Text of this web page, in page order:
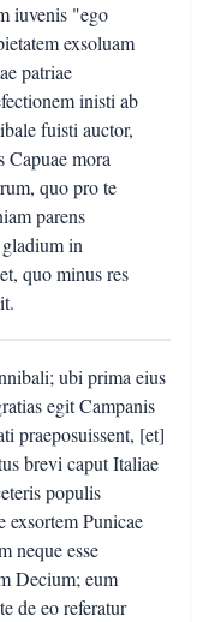
iuvenis "ego
exsoluam
patriae
inisti ab
fuisti auctor,
Capuae mora
quo pro te
parens
in
quo minus res
ubi prima eius
egit Campanis
praeposuissent, [et]
brevi caput Italiae
populis
exsortem Punicae
neque esse
Decium; eum
de eo referatur